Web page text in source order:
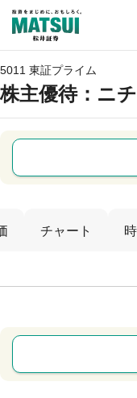
5011 東証プライム
株主優待：ニ
チャート